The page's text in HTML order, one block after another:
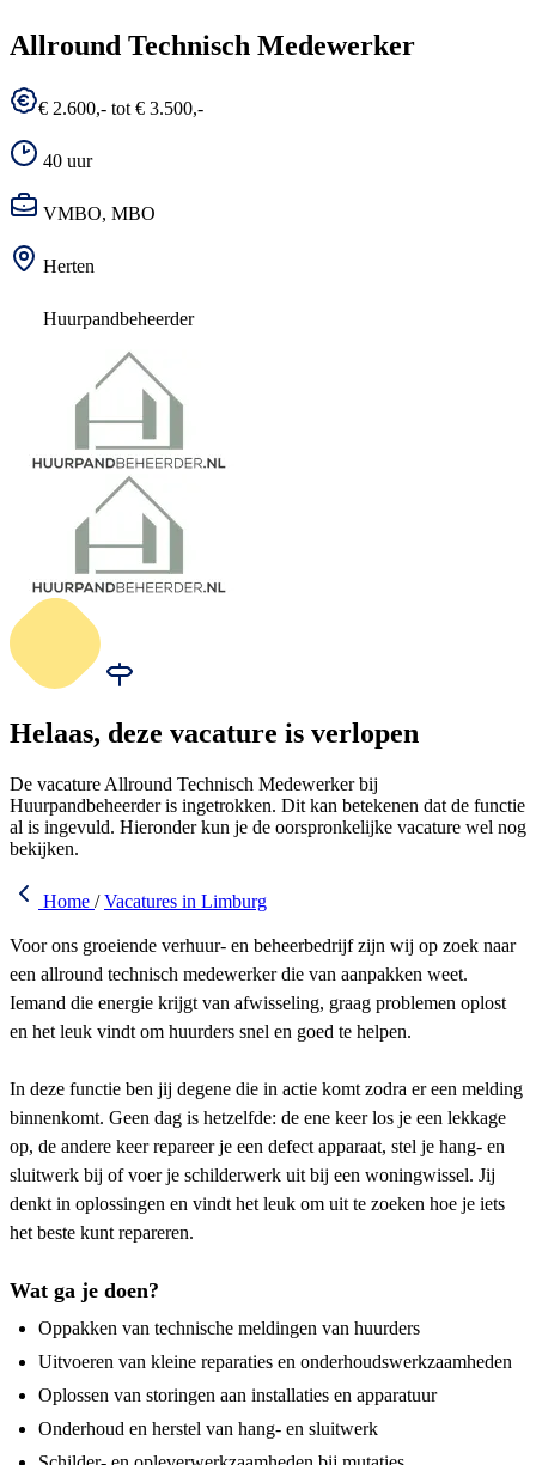
Allround Technisch Medewerker
€ 2.600,- tot € 3.500,-
40 uur
VMBO, MBO
Herten
Huurpandbeheerder
Helaas, deze vacature is verlopen
De vacature Allround Technisch Medewerker bij
Huurpandbeheerder is ingetrokken. Dit kan betekenen dat de functie
al is ingevuld. Hieronder kun je de oorspronkelijke vacature wel nog
bekijken.
Home / Vacatures in Limburg
Voor ons groeiende verhuur- en beheerbedrijf zijn wij op zoek naar
een allround technisch medewerker die van aanpakken weet.
Iemand die energie krijgt van afwisseling, graag problemen oplost
en het leuk vindt om huurders snel en goed te helpen.
In deze functie ben jij degene die in actie komt zodra er een melding
binnenkomt. Geen dag is hetzelfde: de ene keer los je een lekkage
op, de andere keer repareer je een defect apparaat, stel je hang- en
sluitwerk bij of voer je schilderwerk uit bij een woningwissel. Jij
denkt in oplossingen en vindt het leuk om uit te zoeken hoe je iets
het beste kunt repareren.
Wat ga je doen?
Oppakken van technische meldingen van huurders
Uitvoeren van kleine reparaties en onderhoudswerkzaamheden
Oplossen van storingen aan installaties en apparatuur
Onderhoud en herstel van hang- en sluitwerk